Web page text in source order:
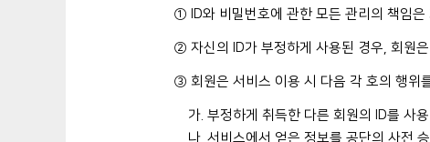
① ID와 비밀번호에 관한 모든 관리의 책임은
② 자신의 ID가 부정하게 사용된 경우, 회원
③ 회원은 서비스 이용 시 다음 각 호의 행위
가. 부정하게 취득한 다른 회원의 ID를 사
나. 서비스에서 얻은 정보를 공단의 사전